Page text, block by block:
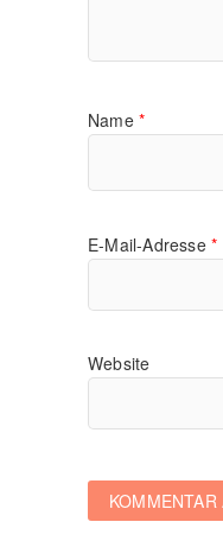
Name *
E-Mail-Adresse *
Website